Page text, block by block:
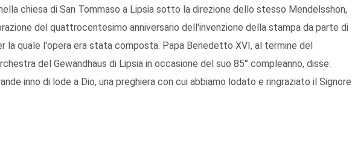
chiesa di San Tommaso a Lipsia sotto la direzione dello stesso Mendelsshon,
del quattrocentesimo anniversario dell'invenzione della stampa da parte di
la quale l'opera era stata composta. Papa Benedetto XVI, al termine del
del Gewandhaus di Lipsia in occasione del suo 85° compleanno, disse:
inno di lode a Dio, una preghiera con cui abbiamo lodato e ringraziato il Signore